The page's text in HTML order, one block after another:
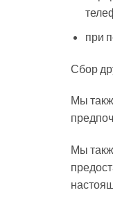
при
Сбор
Мы
Мы